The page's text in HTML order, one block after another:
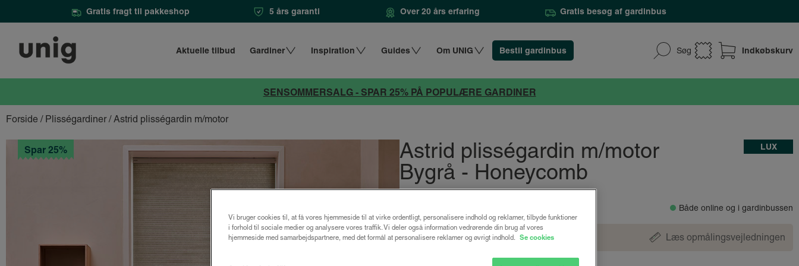
Gratis fragt til pakkeshop 5 års garanti Over 20 års erfaring Gratis besøg af gardinbus
Søg Indkøbskurv
Aktuelle tilbud Gardiner Inspiration Guides Om UNIG Bestil gardinbus
SENSOMMERSALG - SPAR 25% PÅ POPULÆRE GARDINER
Forside / Plisségardiner/ Astrid plisségardin m/motor
Spar 25%
Astrid plisségardin m/motor
Bygrå - Honeycomb
LUX
Både online og i gardinbussen
Design dit gardin Læs opmålingsvejledningen
Vi bruger cookies til, at få vores hjemmeside til at virke ordentligt, personalisere indhold og reklamer, tilbyde funktioner
i forhold til sociale medier og analysere vores traffik. Vi deler også information vedrørende din brug af vores
hjemmeside med samarbejdspartnere, med det formål at personalisere reklamer og øvrigt indhold. Se cookies